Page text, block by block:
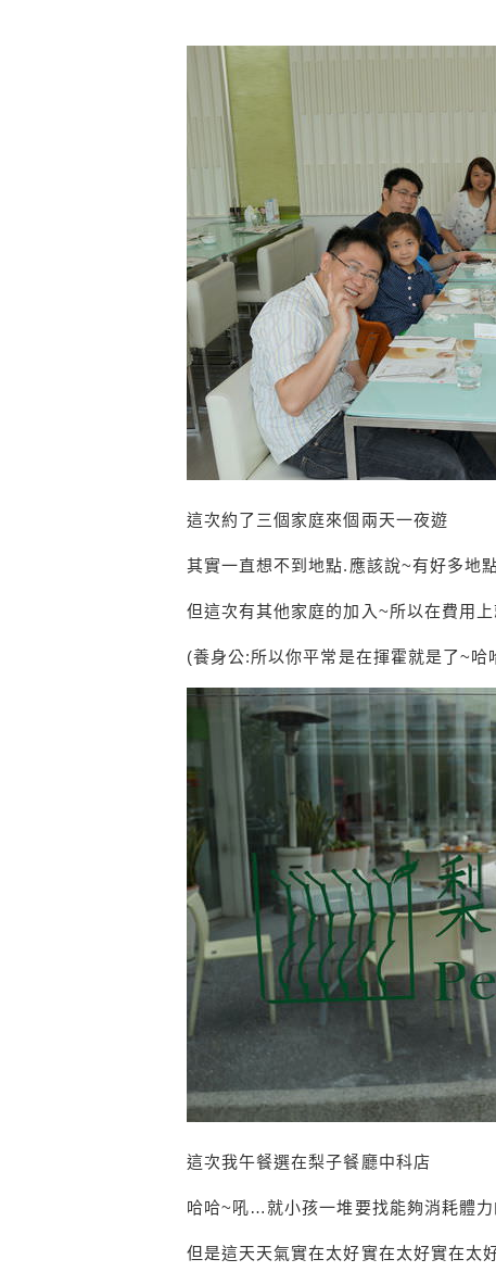
這次約了三個家庭來個兩天一夜遊
其實一直想不到地點.應該說~有好多地
但這次有其他家庭的加入~所以在費用
(養身公:所以你平常是在揮霍就是了~
這次我午餐選在梨子餐廳中科店
哈哈~吼…就小孩一堆要找能夠消耗體力
但是這天天氣實在太好實在太好實在太